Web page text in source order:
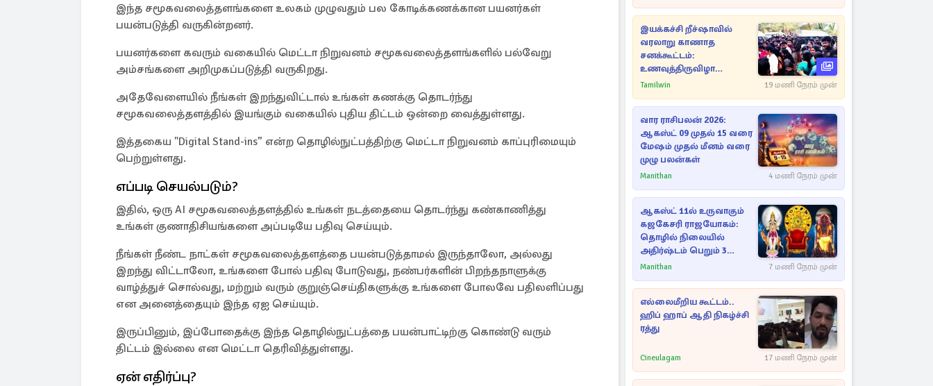
இந்த சமூகவலைத்தளங்களை உலகம் முழுவதும் பல கோடிக்கணக்கான பயனர்கள்
பயன்படுத்தி வருகின்றனர்.
பயனர்களை கவரும் வகையில் மெட்டா நிறுவனம் சமூகவலைத்தளங்களில் பல்வேறு
அம்சங்களை அறிமுகப்படுத்தி வருகிறது.
அதேவேளையில் நீங்கள் இறந்துவிட்டால் உங்கள் கணக்கு தொடர்ந்து
சமூகவலைத்தளத்தில் இயங்கும் வகையில் புதிய திட்டம் ஒன்றை வைத்துள்ளது.
இத்தகைய "Digital Stand-ins” என்ற தொழில்நுட்பத்திற்கு மெட்டா நிறுவனம் காப்புரிமையும்
பெற்றுள்ளது.
எப்படி செயல்படும்?
இதில், ஒரு AI சமூகவலைத்தளத்தில் உங்கள் நடத்தையை தொடர்ந்து கண்காணித்து
உங்கள் குணாதிசியங்களை அப்படியே பதிவு செய்யும்.
நீங்கள் நீண்ட நாட்கள் சமூகவலைத்தளத்தை பயன்படுத்தாமல் இருந்தாலோ, அல்லது
இறந்து விட்டாலோ, உங்களை போல் பதிவு போடுவது, நண்பர்களின் பிறந்தநாளுக்கு
வாழ்த்துச் சொல்வது, மற்றும் வரும் குறுஞ்செய்திகளுக்கு உங்களை போலவே பதிலளிப்பது
என அனைத்தையும் இந்த ஏஐ செய்யும்.
இருப்பினும், இப்போதைக்கு இந்த தொழில்நுட்பத்தை பயன்பாட்டிற்கு கொண்டு வரும்
திட்டம் இல்லை என மெட்டா தெரிவித்துள்ளது.
ஏன் எதிர்ப்பு?
இயக்கச்சி றீச்ஷாவில்
வரலாறு காணாத
சனக்கூட்டம்:
உணவுத்திருவிழா
இடைநிறுத்தம்
Tamilwin 19 மணி நேரம் முன்
வார ராசிபலன் 2026:
ஆகஸ்ட் 09 முதல் 15 வரை
மேஷம் முதல் மீனம் வரை
முழு பலன்கள்
Manithan 4 மணி நேரம் முன்
ஆகஸ்ட் 11ல் உருவாகும்
கஜகேசரி ராஜயோகம்:
தொழில் நிலையில்
அதிர்ஷ்டம் பெறும் 3
ராசிகள்!
Manithan 7 மணி நேரம் முன்
எல்லைமீறிய கூட்டம்..
ஹிப் ஹாப் ஆதி நிகழ்ச்சி
ரத்து
Cineulagam 17 மணி நேரம் முன்